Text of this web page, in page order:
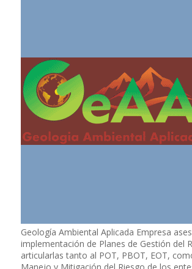
Geología Ambiental Aplicada Empresa
implementación de Planes de Gestión del
articularlas tanto al POT, PBOT, EOT,